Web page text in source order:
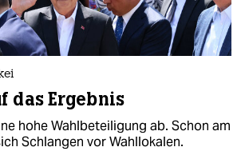
das Ergebnis
hohe Wahlbeteiligung ab. Schon am
Schlangen vor Wahllokalen.